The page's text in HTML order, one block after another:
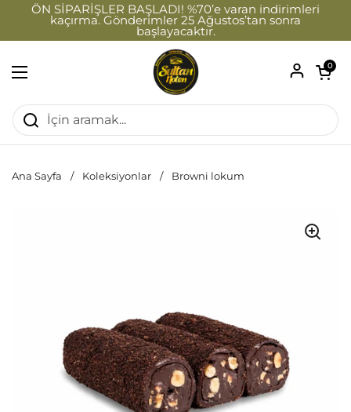
İçeriğe geç
ÖN SİPARİŞLER BAŞLADI! %70’e varan indirimleri
kaçırma. Gönderimler 25 Ağustos’tan sonra
başlayacaktır.
Menüyü aç
Sepeti
0
Ana Sayfa / Koleksiyonlar / Browni lokum